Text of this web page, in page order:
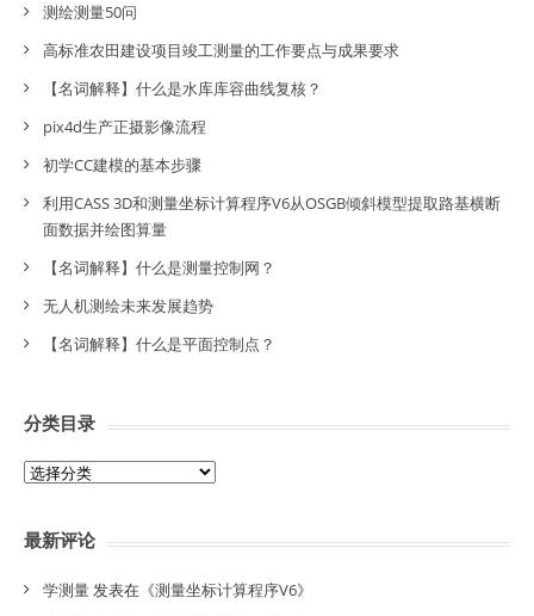
测绘测量50问
高标准农田建设项目竣工测量的工作要点与成果要求
【名词解释】什么是水库库容曲线复核？
pix4d生产正摄影像流程
初学CC建模的基本步骤
利用CASS 3D和测量坐标计算程序V6从OSGB倾斜模型提取路基横断
面数据并绘图算量
【名词解释】什么是测量控制网？
无人机测绘未来发展趋势
【名词解释】什么是平面控制点？
分类目录
分
录
最新评论
学测量发表在《测量坐标计算程序V6》